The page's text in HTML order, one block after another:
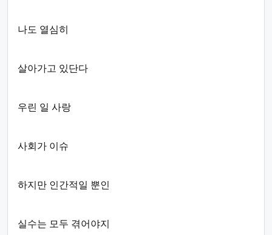
나도 열심히
살아가고 있단다
우린 일 사랑
사회가 이슈
하지만 인간적일 뿐인
실수는 모두 겪어야지